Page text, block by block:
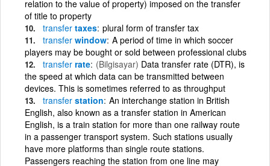
relation to the value of property) imposed on the transfer
of title to property
transfer taxes plural form of transfer tax
transfer window A period of time in which soccer
players may be bought or sold between professional clubs
transfer rate (Bilgisayar) Data transfer rate (DTR), is
the speed at which data can be transmitted between
devices. This is sometimes referred to as throughput
transfer station An interchange station in British
English, also known as a transfer station in American
English, is a train station for more than one railway route
in a passenger transport system. Such stations usually
have more platforms than single route stations.
Passengers reaching the station from one line may